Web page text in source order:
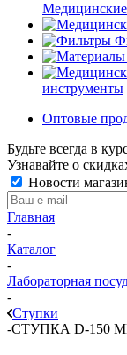
Медицинские
инструменты
Оптовые
Будьте всегда в
Узнавайте о
Новости
Главная
-
Каталог
-
Лабораторная
-
Ступки
-СТУПКА D-150